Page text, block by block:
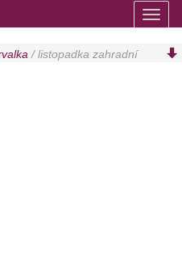
/ listopadka zahradní